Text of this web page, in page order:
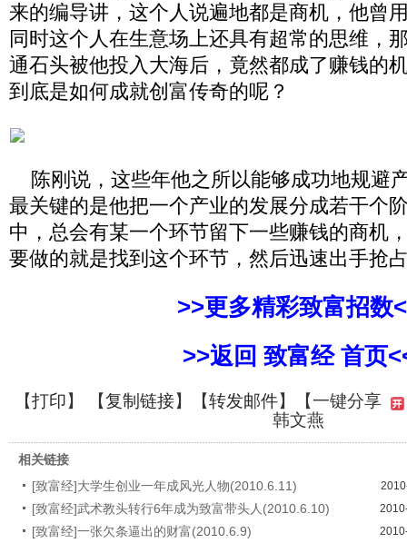
来的编导讲，这个人说遍地都是商机，他曾
同时这个人在生意场上还具有超常的思维，
通石头被他投入大海后，竟然都成了赚钱的
到底是如何成就创富传奇的呢？
陈刚说，这些年他之所以能够成功地规避
最关键的是他把一个产业的发展分成若干个
中，总会有某一个环节留下一些赚钱的商机
要做的就是找到这个环节，然后迅速出手抢
>>更多精彩致富招数
>>返回 致富经 首页
【打印】 【复制链接】【转发邮件】【一键分享
韩文燕
相关链接
[致富经]大学生创业一年成风光人物(2010.6.11)
[致富经]武术教头转行6年成为致富带头人(2010.6.10)
[致富经]一张欠条逼出的财富(2010.6.9)